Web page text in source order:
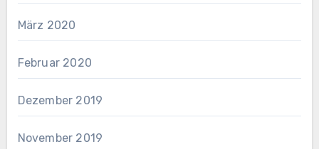
März 2020
Februar 2020
Dezember 2019
November 2019